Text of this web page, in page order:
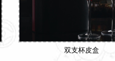
双支杯皮盒